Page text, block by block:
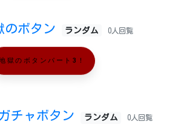
のボタン ランダム 0人回覧
獄のボタンパート3！
チャボタン ランダム 0人回覧